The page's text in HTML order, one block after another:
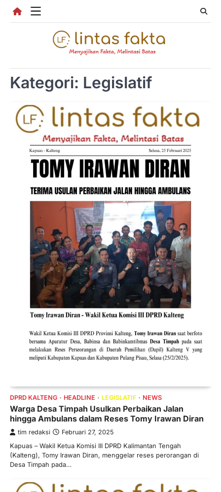
Kategori: Legislatif
DPRD KALTENG HEADLINE LEGISLATIF NEWS
Warga Desa Timpah Usulkan Perbaikan Jalan
hingga Ambulans dalam Reses Tomy Irawan Diran
tim redaksi Februari 27, 2025
Kapuas – Wakil Ketua Komisi III DPRD Kalimantan Tengah
(Kalteng), Tomy Irawan Diran, menggelar reses perorangan di
Desa Timpah pada…